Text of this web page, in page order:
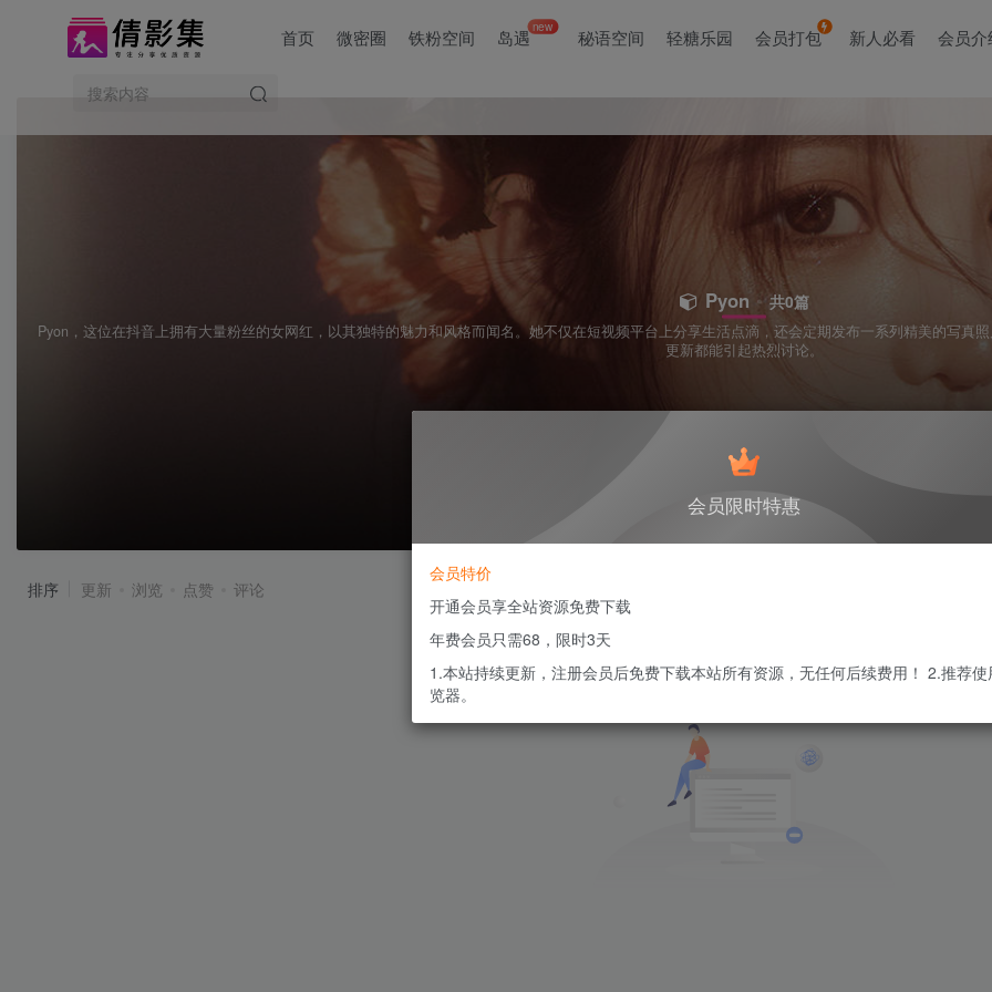
首页 微密圈 铁粉空间 岛遇new 秘语空间 轻糖乐园 会员打包 新人必看 会员介
Pyon 共0篇
Pyon，这位在抖音上拥有大量粉丝的女网红，以其独特的魅力和风格而闻名。她不仅在短视频平台上分享生活点滴，还会定期发布一系列精美的写真
更新都能引起热烈讨论。
排序 更新 浏览 点赞 评论
会员限时特惠
会员特价
开通会员享全站资源免费下载
年费会员只需68，限时3天
1.本站持续更新，注册会员后免费下载本站所有资源，无任何后续费用！ 2.推荐
览器。